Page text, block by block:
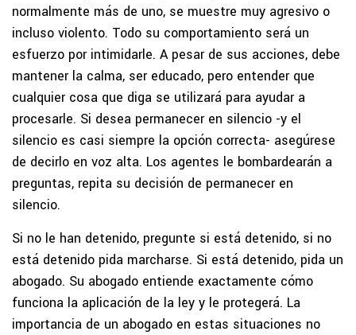
normalmente más de uno, se muestre muy agresivo o
incluso violento. Todo su comportamiento será un
esfuerzo por intimidarle. A pesar de sus acciones, debe
mantener la calma, ser educado, pero entender que
cualquier cosa que diga se utilizará para ayudar a
procesarle. Si desea permanecer en silencio -y el
silencio es casi siempre la opción correcta- asegúrese
de decirlo en voz alta. Los agentes le bombardearán a
preguntas, repita su decisión de permanecer en
silencio.
Si no le han detenido, pregunte si está detenido, si no
está detenido pida marcharse. Si está detenido, pida un
abogado. Su abogado entiende exactamente cómo
funciona la aplicación de la ley y le protegerá. La
importancia de un abogado en estas situaciones no